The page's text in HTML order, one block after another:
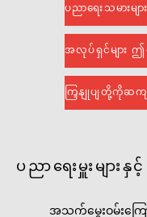
ပညာရေးမှူးများနှ
အသက်မွေးဝမ်းကြေ